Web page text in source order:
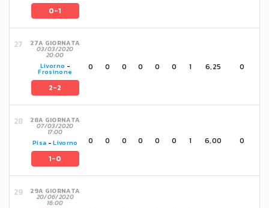
0-1
27A GIORNATA
03/03/2020
20:00
Livorno -
Frosinone
2-2
0 0 0 0 0 0 1 6,25 0
28A GIORNATA
07/03/2020
17:00
Pisa -Livorno
1-0
0 0 0 0 0 0 1 6,00 0
29A GIORNATA
20/06/2020
16:00